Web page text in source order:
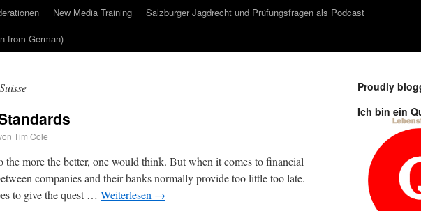
New Media Training
Salzburger Jagdrecht und Prüfungsfragen als Podcast
from German)
Tim Cole
the more the better, one would think. But when it comes to financial
companies and their banks normally provide too little too late.
to give the quest … Weiterlesen →
Proudly
Ich bin ein